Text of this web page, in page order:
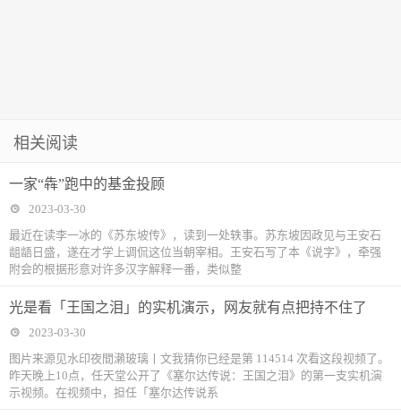
相关阅读
一家“犇”跑中的基金投顾
2023-03-30
最近在读李一冰的《苏东坡传》，读到一处轶事。苏东坡因政见与王安石
龃龉日盛，遂在才学上调侃这位当朝宰相。王安石写了本《说字》，牵强
附会的根据形意对许多汉字解释一番，类似整
光是看「王国之泪」的实机演示，网友就有点把持不住了
2023-03-30
图片来源见水印夜間瀨玻璃丨文我猜你已经是第 114514 次看这段视频了。
昨天晚上10点，任天堂公开了《塞尔达传说：王国之泪》的第一支实机演
示视频。在视频中，担任「塞尔达传说系